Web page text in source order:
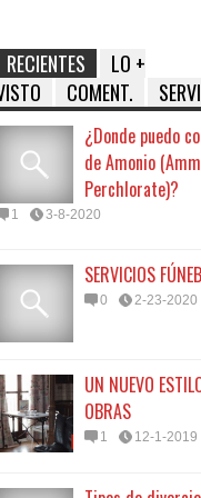
RECIENTES
LO +
COMENT.
¿Donde puedo
de Amonio
Perchlorate)?
1 3-8-2020
SERVICIOS
0 2-23-2020
UN NUEVO
OBRAS
1 12-1-2019